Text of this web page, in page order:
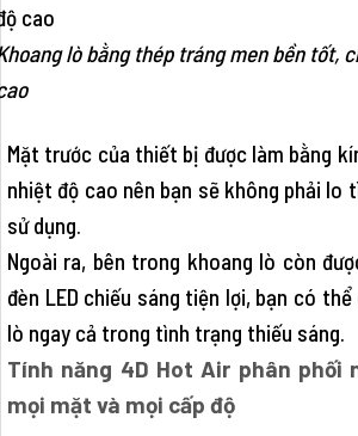
lò bằng thép tráng men bền tốt,
Mặt trước của thiết bị được làm bằng
nhiệt độ cao nên bạn sẽ không phải lo
sử dụng.
Ngoài ra, bên trong khoang lò còn
đèn LED chiếu sáng tiện lợi, bạn có
lò ngay cả trong tình trạng thiếu sáng.
Tính năng 4D Hot Air phân phối
mọi mặt và mọi cấp độ